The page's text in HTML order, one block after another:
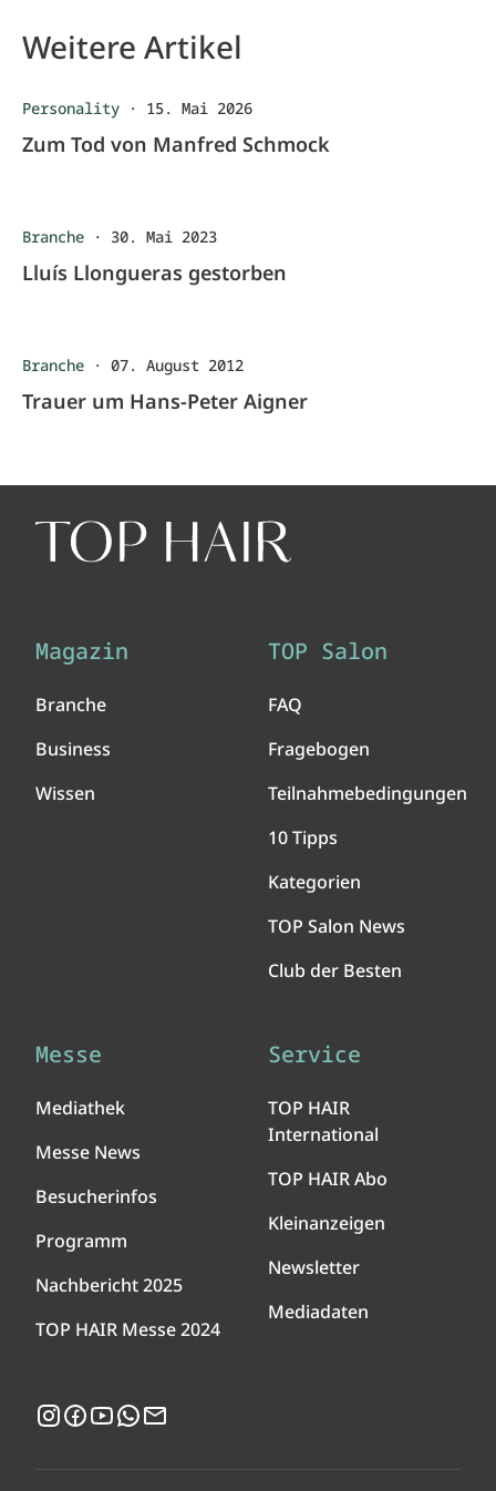
Weitere Artikel
Personality · 15. Mai 2026
Zum Tod von Manfred Schmock
Branche · 30. Mai 2023
Lluís Llongueras gestorben
Branche · 07. August 2012
Trauer um Hans-Peter Aigner
Magazin
Branche
Business
Wissen
TOP Salon
FAQ
Fragebogen
Teilnahmebedingungen
10 Tipps
Kategorien
TOP Salon News
Club der Besten
Messe
Mediathek
Messe News
Besucherinfos
Programm
Nachbericht 2025
TOP HAIR Messe 2024
Service
TOP HAIR
International
TOP HAIR Abo
Kleinanzeigen
Newsletter
Mediadaten
Instagram
Facebook
YouTubeWhatsApp